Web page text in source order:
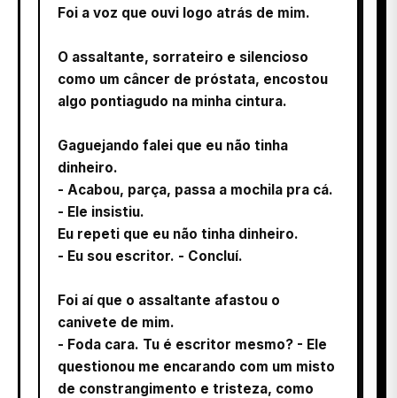
Foi a voz que ouvi logo atrás de mim.
O assaltante, sorrateiro e silencioso
como um câncer de próstata, encostou
algo pontiagudo na minha cintura.
Gaguejando falei que eu não tinha
dinheiro.
- Acabou, parça, passa a mochila pra cá.
- Ele insistiu.
Eu repeti que eu não tinha dinheiro.
- Eu sou escritor. - Concluí.
Foi aí que o assaltante afastou o
canivete de mim.
- Foda cara. Tu é escritor mesmo? - Ele
questionou me encarando com um misto
de constrangimento e tristeza, como